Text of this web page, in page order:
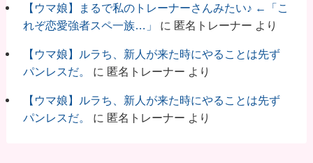
【ウマ娘】まるで私のトレーナーさんみたい♪ ←「こ
れぞ恋愛強者スペ一族…」
に 匿名トレーナー より
【ウマ娘】ルラち、新人が来た時にやることは先ず
パンレスだ。
に 匿名トレーナー より
【ウマ娘】ルラち、新人が来た時にやることは先ず
パンレスだ。
に 匿名トレーナー より